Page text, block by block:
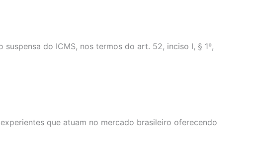
do ICMS, nos termos do art. 52, inciso I, § 1º,
que atuam no mercado brasileiro oferecendo